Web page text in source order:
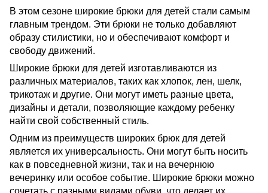
В этом сезоне широкие брюки для детей стали самым
главным трендом. Эти брюки не только добавляют
образу стилистики, но и обеспечивают комфорт и
свободу движений.
Широкие брюки для детей изготавливаются из
различных материалов, таких как хлопок, лен, шелк,
трикотаж и другие. Они могут иметь разные цвета,
дизайны и детали, позволяющие каждому ребенку
найти свой собственный стиль.
Одним из преимуществ широких брюк для детей
является их универсальность. Они могут быть носить
как в повседневной жизни, так и на вечернюю
вечеринку или особое событие. Широкие брюки можно
сочетать с разными видами обуви, что делает их